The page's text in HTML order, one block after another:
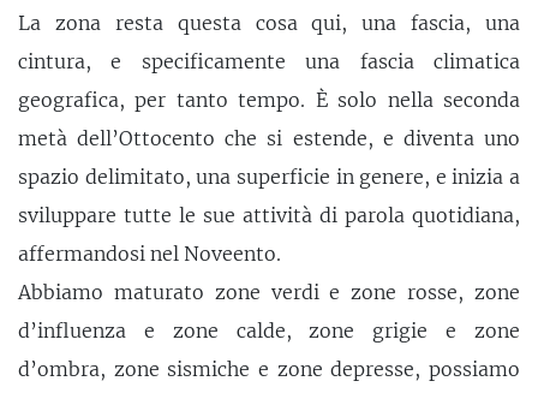
La zona resta questa cosa qui, una fascia, una
cintura, e specificamente una fascia climatica
geografica, per tanto tempo. È solo nella seconda
metà dell’Ottocento che si estende, e diventa uno
spazio delimitato, una superficie in genere, e inizia a
sviluppare tutte le sue attività di parola quotidiana,
affermandosi nel Noveento.
Abbiamo maturato zone verdi e zone rosse, zone
d’influenza e zone calde, zone grigie e zone
d’ombra, zone sismiche e zone depresse, possiamo